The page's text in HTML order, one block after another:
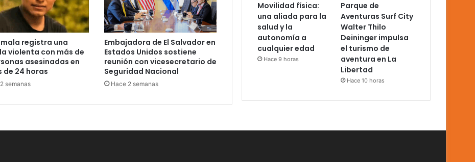
registra una
violenta con más de
asesinadas en
de 24 horas
semanas
Embajadora de El Salvador en
Estados Unidos sostiene
reunión con vicesecretario de
Seguridad Nacional
Hace 2 semanas
Movilidad física:
una aliada para la
salud y la
autonomía a
cualquier edad
Hace 9 horas
Parque de
Aventuras Surf City
Walter Thilo
Deininger impulsa
el turismo de
aventura en La
Libertad
Hace 10 horas